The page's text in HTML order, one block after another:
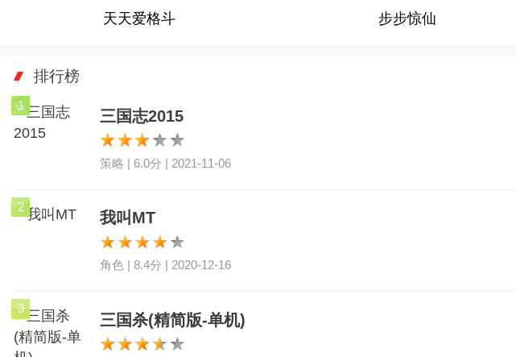
天天爱格斗 步步惊仙
排行榜
1
三国志2015
策略 | 6.0分 | 2021-11-06
2
我叫MT
角色 | 8.4分 | 2020-12-16
3
三国杀(精简版-单机)